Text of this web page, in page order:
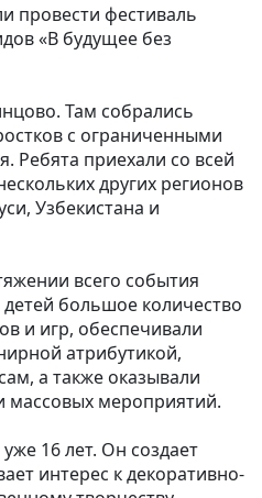
провести фестиваль
«В будущее без
Там собрались
с ограниченными
Ребята приехали со всей
других регионов
Узбекистана и
всего события
большое количество
и игр, обеспечивали
атрибутикой,
а также оказывали
массовых мероприятий.
16 лет. Он создает
интерес к декоративно-